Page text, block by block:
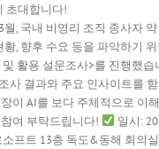
초대합니다!
, 국내 비영리 조직 종사자
, 향후 수요 등을 파악하기 위
활용 설문조사>를 진행했습
사 결과와 주요 인사이트를
이 AI를 보다 주체적으로 이
여 부탁드립니다!
일시:
프트 13층 독도&동해 회의